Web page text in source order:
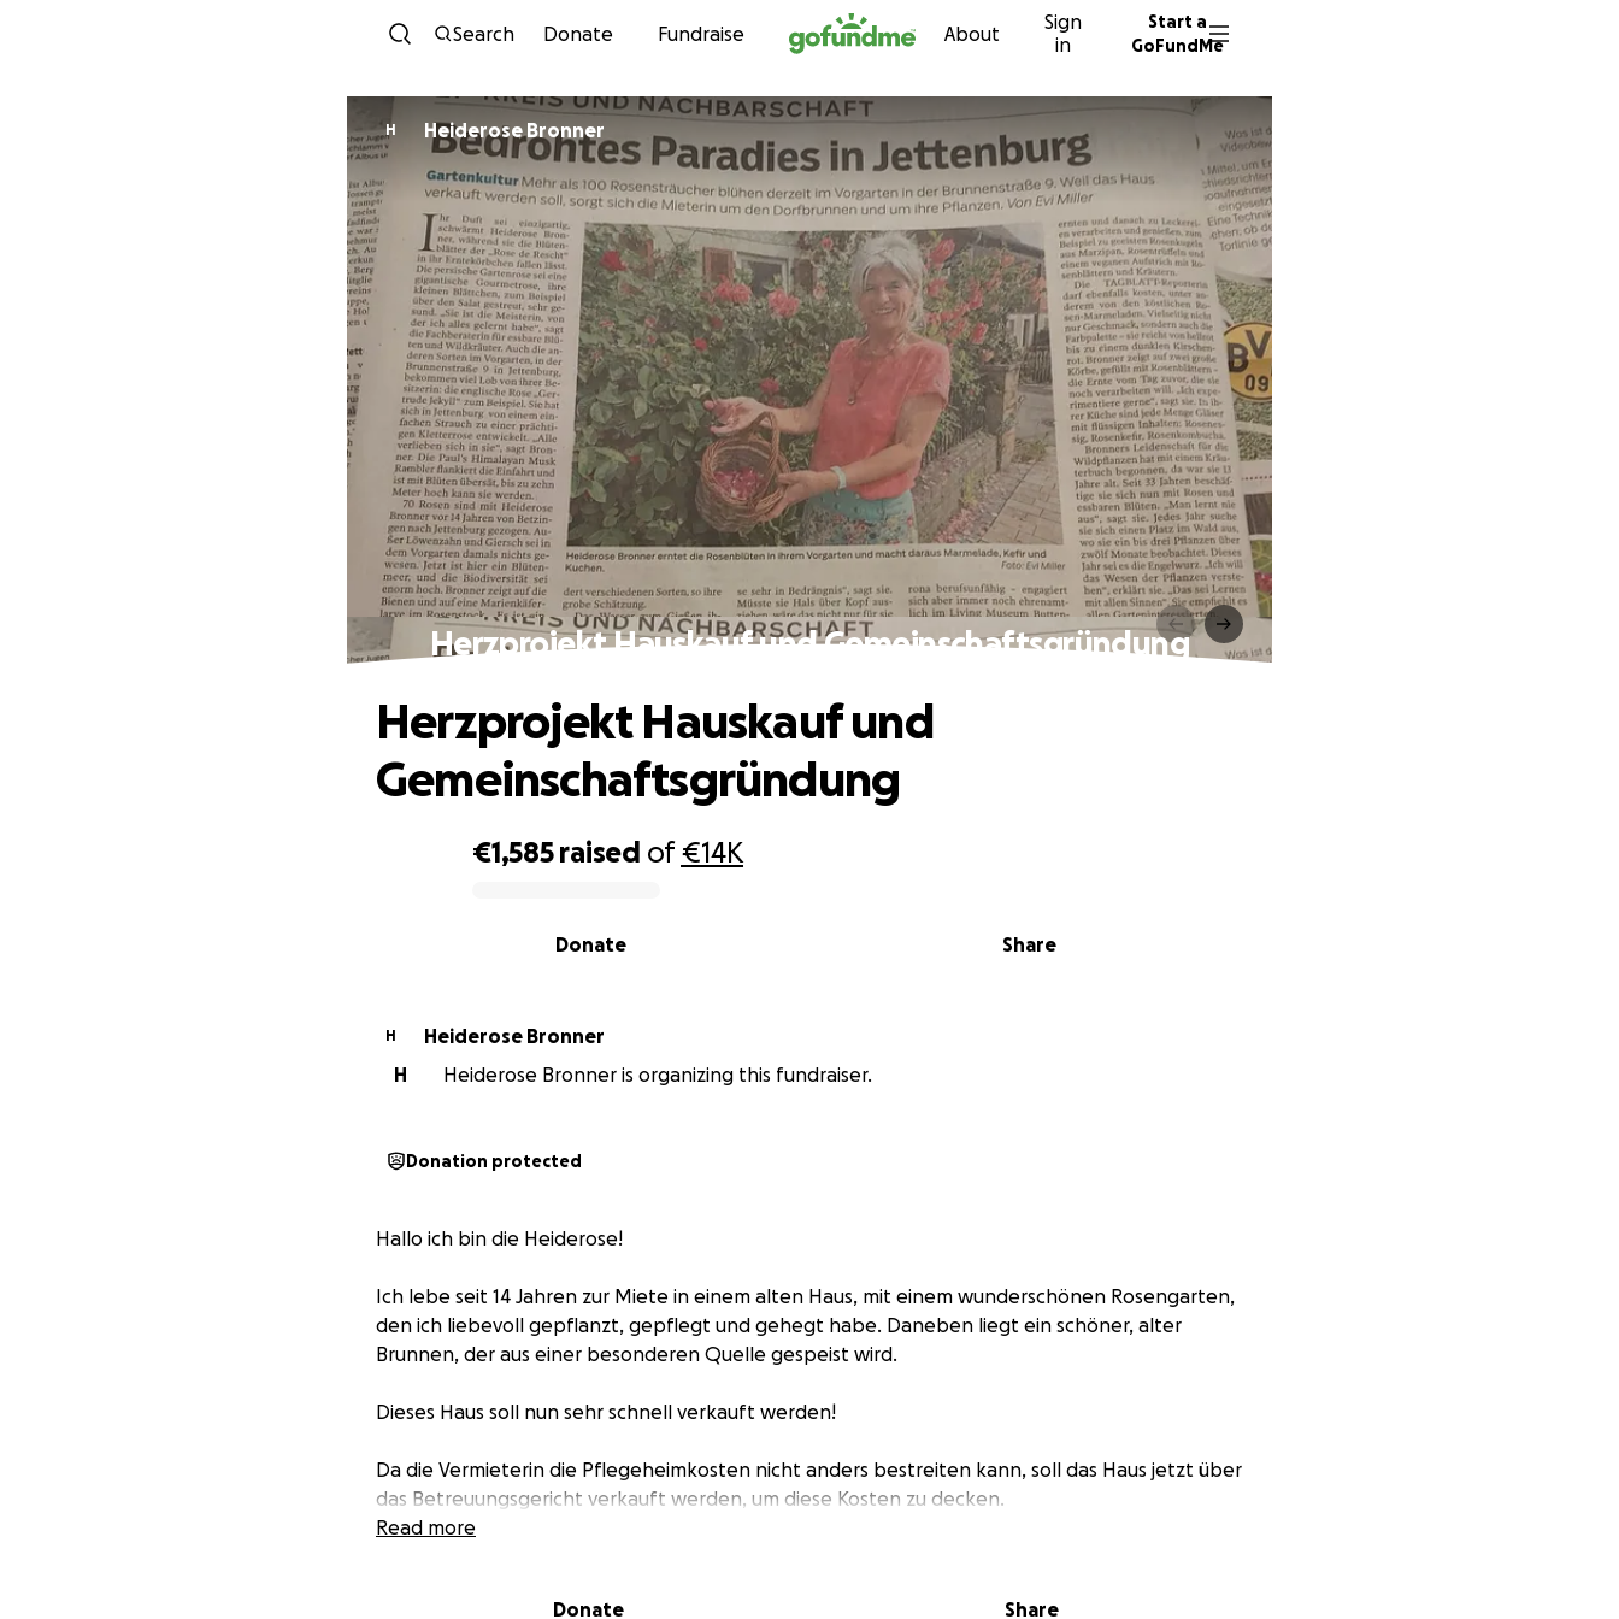
Skip to content
Search Donate Fundraise About
Sign
in
Start a
GoFundMe
H Heiderose Bronner
Herzprojekt Hauskauf und Gemeinschaftsgründung
€1,585 raised of€14K
Share
Donate
Herzprojekt Hauskauf und
Gemeinschaftsgründung
H
Heiderose Bronner
H
Heiderose Bronner is organizing this fundraiser.
Donation protected
Hallo ich bin die Heiderose!
Ich lebe seit 14 Jahren zur Miete in einem alten Haus, mit einem wunderschönen Rosengarten,
den ich liebevoll gepflanzt, gepflegt und gehegt habe. Daneben liegt ein schöner, alter
Brunnen, der aus einer besonderen Quelle gespeist wird.
Dieses Haus soll nun sehr schnell verkauft werden!
Da die Vermieterin die Pflegeheimkosten nicht anders bestreiten kann, soll das Haus jetzt über
das Betreuungsgericht verkauft werden, um diese Kosten zu decken.
Andere Käufer sitzen schon in den Startlöchern.
Lebens- und Herzensgemeinschaft zu gründen.
Read more
Donate Share